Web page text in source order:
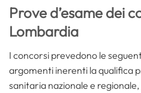
Prove d’esame dei
Lombardia
I concorsi prevedono le
argomenti inerenti la qualifica
sanitaria nazionale e regionale,